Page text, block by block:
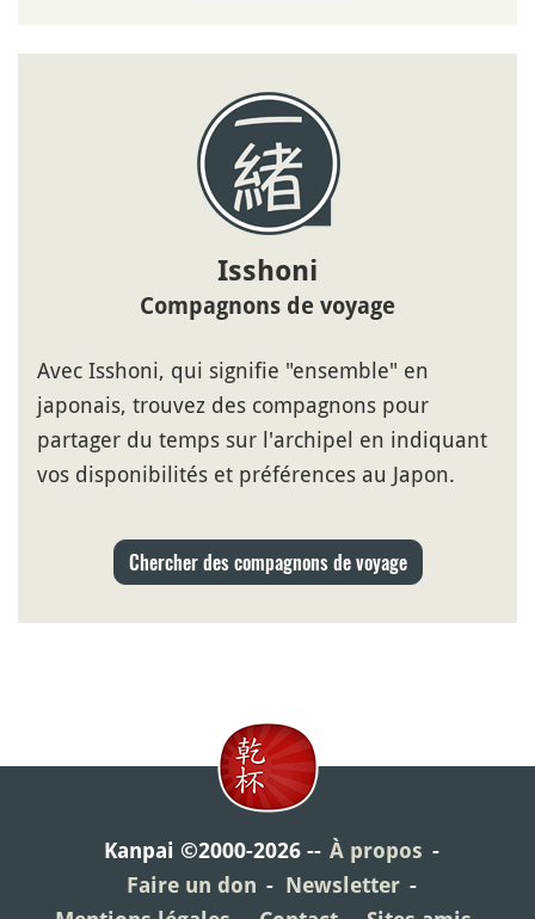
Isshoni
Compagnons de voyage
Avec Isshoni, qui signifie "ensemble" en
japonais, trouvez des compagnons pour
partager du temps sur l'archipel en indiquant
vos disponibilités et préférences au Japon.
Chercher des compagnons de voyage
Kanpai ©2000-2026
À propos
Faire un don
Newsletter